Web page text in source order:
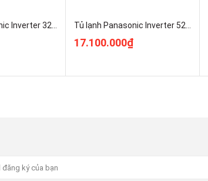
Tủ lạnh Panasonic Inverter 325 lít NR-BV361GPKV ĐIện Máy Pro Giá Rẻ Nhất Tủ lạnh Panasonic Inverter 525 lít Multi Door NR-XZ590CWKV Giá Rẻ Nhất
17.100.000₫